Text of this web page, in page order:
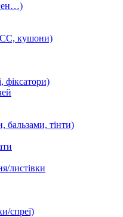
кушони)
фіксатори)
бальзами, тінти)
листівки
спреї)